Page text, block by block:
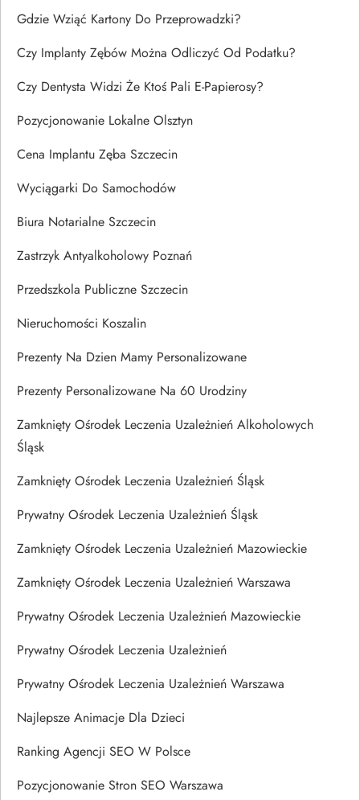
Gdzie Wziąć Kartony Do Przeprowadzki?
Czy Implanty Zębów Można Odliczyć Od Podatku?
Czy Dentysta Widzi Że Ktoś Pali E-Papierosy?
Pozycjonowanie Lokalne Olsztyn
Cena Implantu Zęba Szczecin
Wyciągarki Do Samochodów
Biura Notarialne Szczecin
Zastrzyk Antyalkoholowy Poznań
Przedszkola Publiczne Szczecin
Nieruchomości Koszalin
Prezenty Na Dzien Mamy Personalizowane
Prezenty Personalizowane Na 60 Urodziny
Zamknięty Ośrodek Leczenia Uzależnień Alkoholowych
Śląsk
Zamknięty Ośrodek Leczenia Uzależnień Śląsk
Prywatny Ośrodek Leczenia Uzależnień Śląsk
Zamknięty Ośrodek Leczenia Uzależnień Mazowieckie
Zamknięty Ośrodek Leczenia Uzależnień Warszawa
Prywatny Ośrodek Leczenia Uzależnień Mazowieckie
Prywatny Ośrodek Leczenia Uzależnień
Prywatny Ośrodek Leczenia Uzależnień Warszawa
Najlepsze Animacje Dla Dzieci
Ranking Agencji SEO W Polsce
Pozycjonowanie Stron SEO Warszawa